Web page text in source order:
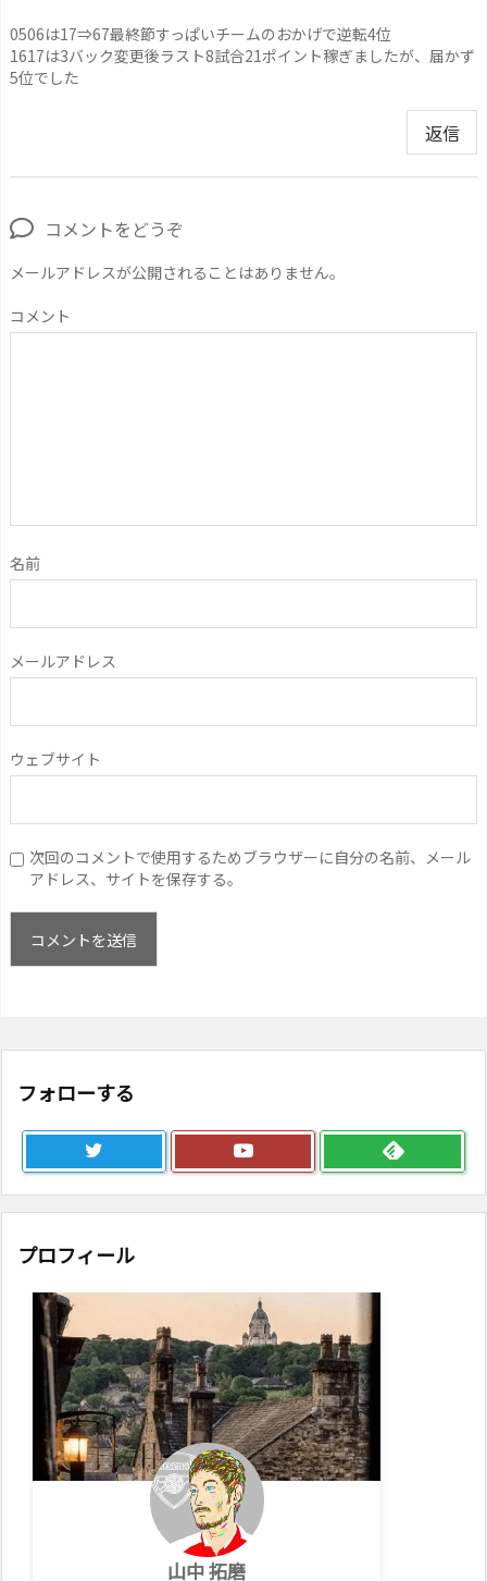
0506は17⇒67最終節すっぱいチームのおかげで逆転4位
1617は3バック変更後ラスト8試合21ポイント稼ぎましたが、届かず
5位でした
返信
コメントをどうぞ
メールアドレスが公開されることはありません。
コメント
名前
メールアドレス
ウェブサイト
次回のコメントで使用するためブラウザーに自分の名前、メール
アドレス、サイトを保存する。
フォローする
プロフィール
山中 拓磨